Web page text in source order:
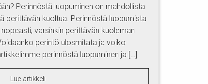
Perinnöstä luopuminen on mahdollista
perittävän kuoltua. Perinnöstä luopumista
varsinkin perittävän kuoleman
perintö ulosmitata ja voiko
perinnöstä luopuminen ja […]
Lue artikkeli